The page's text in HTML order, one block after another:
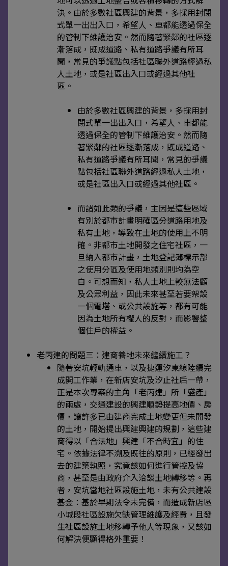
決。由於多數社區興建的背景，多採用封閉
式單一出出入口，希望人、車都能透過保全
的管制下維護治安。然而隨著緊鄰的社區逐
漸落成，既成道路、私有道路爭議有所耳
聞，常見的爭議點包括社區聯外道路經過私
人土地，或是社區出入口或經過其他社
區。
由於多數社區興建的背景，多採用封
閉式單一出出入口，希望人、車都能
透過保全的管制下維護治安。然而隨
著緊鄰的社區逐漸落成，既成道路、
私有道路爭議有所耳聞，常見的爭議
點包括社區聯外道路經過私人土地，
或是社區出入口或經過其他社區。
而諸如此類的爭議，主因是這些區域
有別於都市計畫明確區分道路用地及
私有土地，導致在土地的使用上不明
確。非都市土地開發之住宅社區，一
旦納入都市計畫，土地登記簿標示部
之使用分區及使用地類別則均為空
白。可想而知，私人土地上較無法顧
及公眾利益，因此未來甚至若要架設
一個電塔、或公共設施等，都有可能
因為土地所有權人的反對，而影響整
個住戶的權益。
老丙建的問題三：建商養地未來繼續施工？
隨著安坑輕軌通車，以及捷運汐東線陸續完
成開工作業，在新店安坑及汐止社后一帶，
正是本次專案的主角「老丙建」所「盛產」
的兩處，交通建設的興建順勢提高地價、房
價，讓許多已由建商完成土地變更但未開發
的土地，開始提出興建興建的規劃，這些建
商得以「合法地」興建「不合時宜」的住
宅。依據法律不溯及既往的原則，已經發出
去的建築執照，究竟該如何進行管控及協
商，甚至是由政府介入洽談土地轉移等。再
者，安坑當地社區設施土地，未有公共建設
基金：基於早期法令未完備，而造成新店區
小城段社區設施欠缺管理維護及經費，且發
生社區設施土地移轉予他人等現象，又該如
何解決便顯得格外重要！